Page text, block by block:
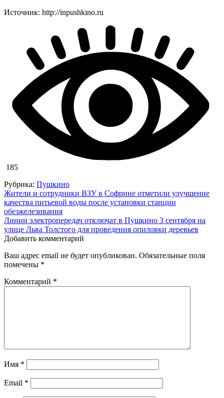
Источник: http://inpushkino.ru
185
Рубрика: Пушкино
Навигация
по
записям
Жители и сотрудники ВЗУ в Софрине отметили улучшение
качества питьевой воды после установки станции
обезжелезивания
Линии электропередач отключат в Пушкино 3 сентября на
улице Льва Толстого для проведения опиловки деревьев
Добавить комментарий
Ваш адрес email не будет опубликован. Обязательные поля
помечены *
Комментарий *
Имя *
Email *